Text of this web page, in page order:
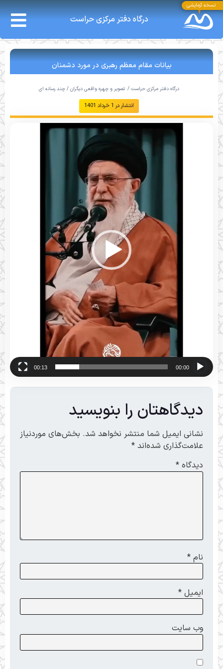
درگاه دفتر مرکزی حراست
بیانات مقام معظم رهبری در مورد دشمنان
درگاه دفتر مرکزی حراست / تصویر و چهره واقعی دیگران / چند رسانه ای
انتشار در 1 خرداد 1401
نمایشگر
ویدیو
00:00
00:13
دیدگاهتان را بنویسید
نشانی ایمیل شما منتشر نخواهد شد. بخش‌های موردنیاز
علامت‌گذاری شده‌اند *
دیدگاه *
نام *
ایمیل *
وب‌ سایت
نسخه آزمایشی